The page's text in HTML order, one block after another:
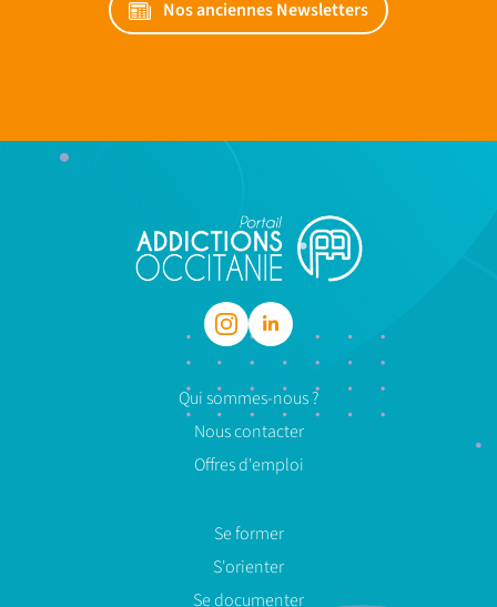
Nos anciennes Newsletters
Qui sommes-nous ?
Nous contacter
Offres d'emploi
Se former
S'orienter
Se documenter